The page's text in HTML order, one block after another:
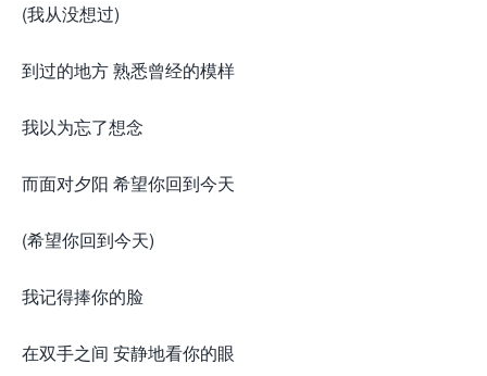
(我从没想过)
到过的地方 熟悉曾经的模样
我以为忘了想念
而面对夕阳 希望你回到今天
(希望你回到今天)
我记得捧你的脸
在双手之间 安静地看你的眼